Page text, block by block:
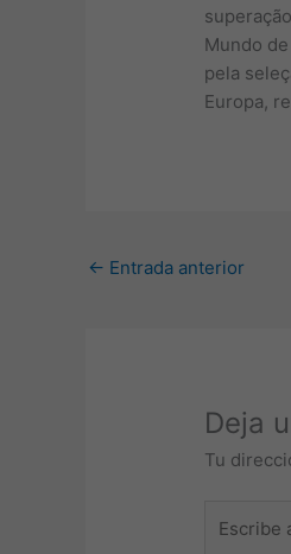
Mundo
pela
Europa,
← Entrada anterior
Deja
Tu
aquí...